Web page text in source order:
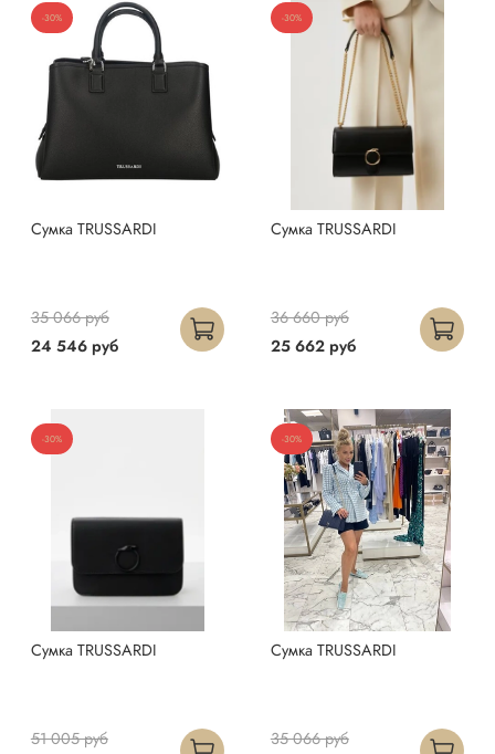
-30%
Сумка TRUSSARDI
24 546 руб
35 066 руб
-30%
Сумка TRUSSARDI
25 662 руб
36 660 руб
-30%
Сумка TRUSSARDI
51 005 руб
-30%
Сумка TRUSSARDI
35 066 руб